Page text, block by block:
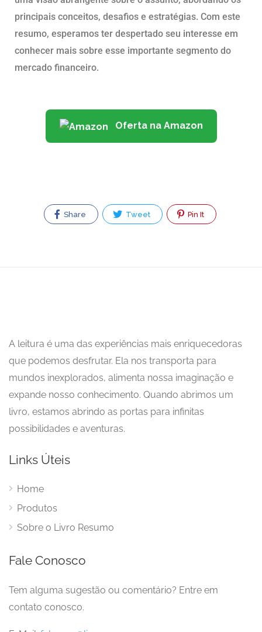
principais conceitos, desafios e estratégias. Com este
resumo, esperamos ter despertado seu interesse em
conhecer mais sobre esse importante segmento do
mercado financeiro.
Oferta na Amazon
Share Tweet Pin It
A leitura é uma das experiências mais enriquecedoras
que podemos desfrutar. Ela nos transporta para
mundos inexplorados, alimenta nossa imaginação e
expande nosso conhecimento. Quando abrimos um
livro, estamos abrindo as portas para infinitas
possibilidades e aventuras.
Links Úteis
Home
Produtos
Sobre o Livro Resumo
Fale Conosco
Tem alguma sugestão ou comentário? Entre em
contato conosco.